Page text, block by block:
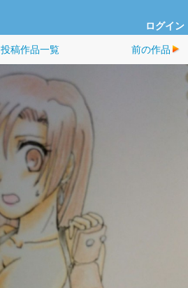
ログイン
投稿作品一覧 前の作品